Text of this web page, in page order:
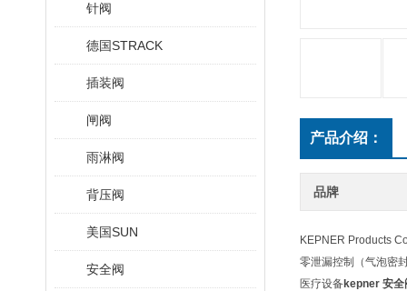
针阀
德国STRACK
插装阀
闸阀
雨淋阀
背压阀
美国SUN
安全阀
产品介绍：
品牌
KEPNER Products
零泄漏控制（气泡密
医疗设备kepner 安全